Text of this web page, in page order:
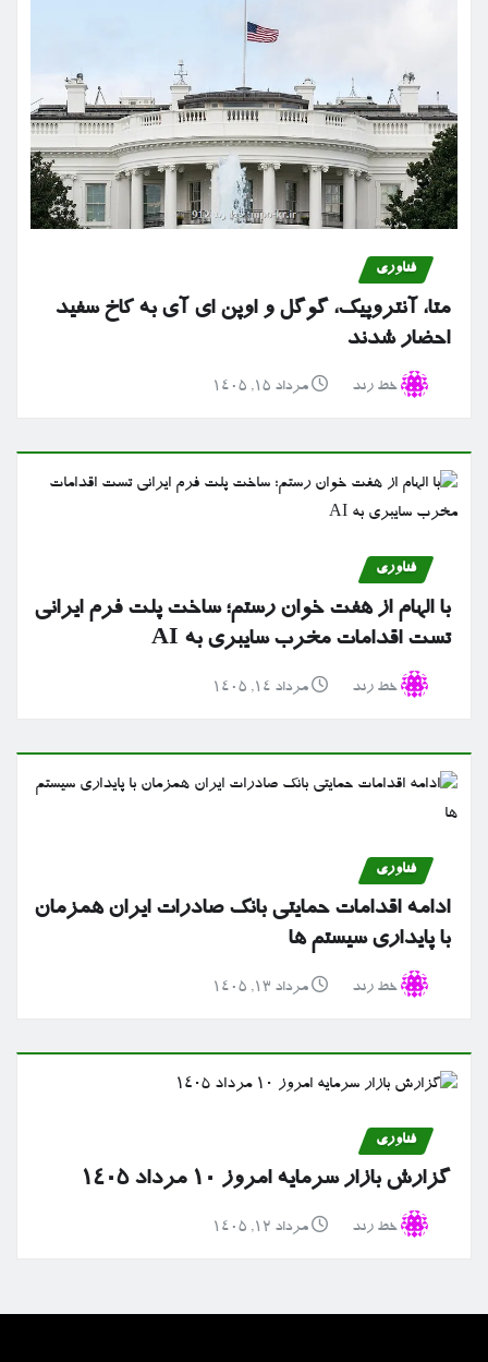
فناوری
متا، آنتروپیک، گوگل و اوپن ای آی به کاخ سفید
احضار شدند
خط رند مرداد ۱۵, ۱۴۰۵
فناوری
با الهام از هفت خوان رستم؛ ساخت پلت فرم ایرانی
تست اقدامات مخرب سایبری به AI
خط رند مرداد ۱۴, ۱۴۰۵
فناوری
ادامه اقدامات حمایتی بانک صادرات ایران همزمان
با پایداری سیستم ها
خط رند مرداد ۱۳, ۱۴۰۵
فناوری
گزارش بازار سرمایه امروز ۱۰ مرداد ۱۴۰۵
خط رند مرداد ۱۲, ۱۴۰۵